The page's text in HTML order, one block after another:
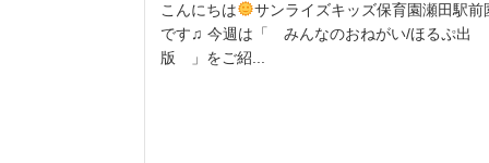
こんにちは
サンライズキッズ保育園瀬田駅前
です♫ 今週は「 みんなのおねがい/ほるぷ出
版 」をご紹...